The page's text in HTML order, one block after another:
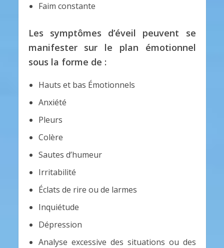
Faim constante
Les symptômes d’éveil peuvent se
manifester sur le plan émotionnel
sous la forme de :
Hauts et bas Émotionnels
Anxiété
Pleurs
Colère
Sautes d’humeur
Irritabilité
Éclats de rire ou de larmes
Inquiétude
Dépression
Analyse excessive des situations ou des